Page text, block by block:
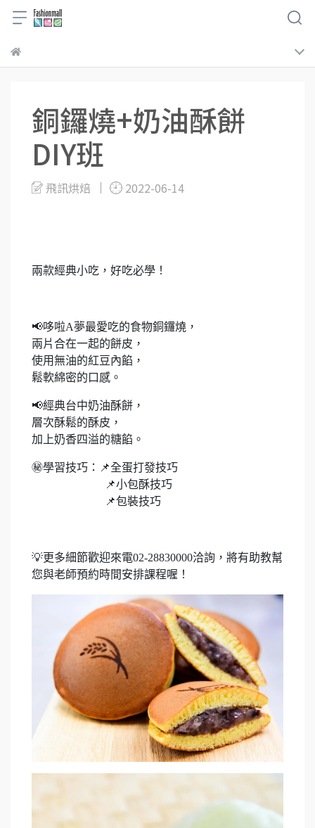
銅鑼燒+奶油酥餅
DIY班
飛訊烘焙 2022-06-14
兩款經典小吃，好吃必學！
📢哆啦A夢最愛吃的食物銅鑼燒，
兩片合在一起的餅皮，
使用無油的紅豆內餡，
鬆軟綿密的口感。
📢經典台中奶油酥餅，
層次酥鬆的酥皮，
加上奶香四溢的糖餡。
㊙️學習技巧：📌全蛋打發技巧
📌小包酥技巧
📌包裝技巧
💡更多細節歡迎來電02-28830000洽詢，將有助教幫
您與老師預約時間安排課程喔！